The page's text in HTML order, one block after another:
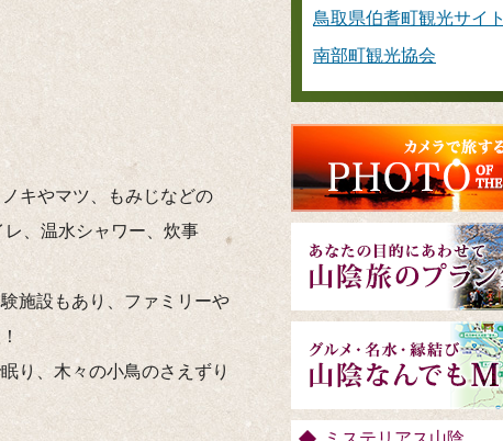
キやマツ、もみじなどの
、温水シャワー、炊事
施設もあり、ファミリーや
り、木々の小鳥のさえずり
鳥取県伯耆町観光サイト
南部町観光協会